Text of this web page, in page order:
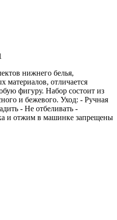
нижнего белья,
отличается
фигуру. Набор состоит из
и бежевого. Уход: - Ручная
- Не отбеливать -
и отжим в машинке запрещены